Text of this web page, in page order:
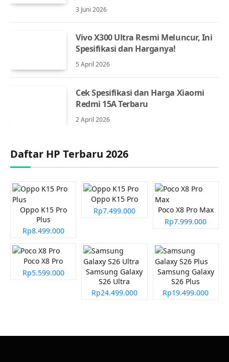
3 Juni 2026
Vivo X300 Ultra Resmi Meluncur, Ini
Spesifikasi dan Harganya!
5 April 2026
Cek Spesifikasi dan Harga Xiaomi
Redmi 15A Terbaru
2 April 2026
Daftar HP Terbaru 2026
Oppo K15 Pro
Plus
Rp8.499.000
Oppo K15 Pro
Rp7.499.000
Poco X8 Pro Max
Rp7.999.000
Poco X8 Pro
Rp5.599.000
Samsung Galaxy
S26 Ultra
Rp24.499.000
Samsung Galaxy
S26 Plus
Rp19.499.000